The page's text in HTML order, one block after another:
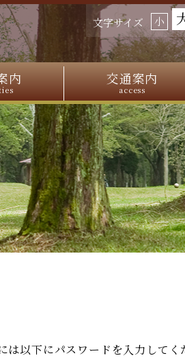
文字サイズ 小
内 交通案内
access
は以下にパスワードを入力してく